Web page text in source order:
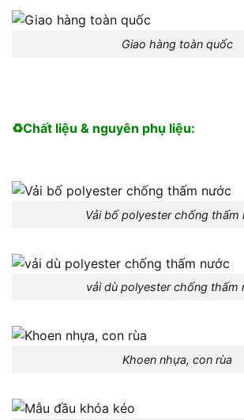
Giao hàng toàn quốc
♻️Chất liệu & nguyên phụ liệu:
Vải bố polyester chống thấm
vải dù polyester chống thấm
Khoen nhựa, con rùa